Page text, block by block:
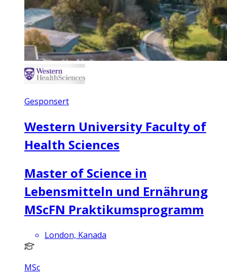
Gesponsert
Western University Faculty of
Health Sciences
Master of Science in
Lebensmitteln und Ernährung
MScFN Praktikumsprogramm
London, Kanada
MSc